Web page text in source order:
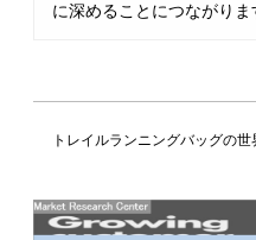
に深めることにつながりま
トレイルランニングバッグの